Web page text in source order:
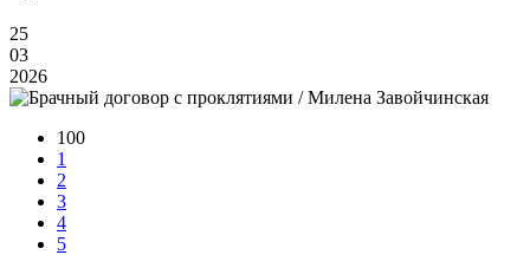
25
03
2026
100
1
2
3
4
5